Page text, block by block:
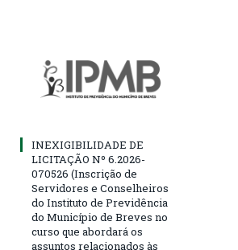
INEXIGIBILIDADE DE
LICITAÇÃO Nº 6.2026-
070526 (Inscrição de
Servidores e Conselheiros
do Instituto de Previdência
do Município de Breves no
curso que abordará os
assuntos relacionados às